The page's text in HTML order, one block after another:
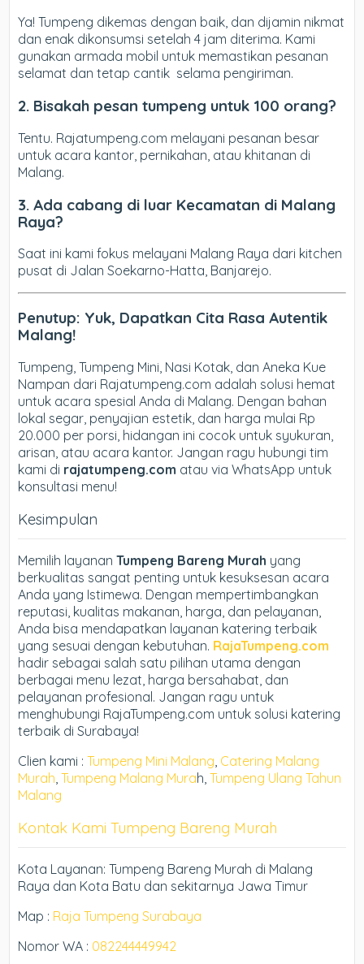
Ya! Tumpeng dikemas dengan baik, dan dijamin nikmat
dan enak dikonsumsi setelah 4 jam diterima. Kami
gunakan armada mobil untuk memastikan pesanan
selamat dan tetap cantik selama pengiriman.
2. Bisakah pesan tumpeng untuk 100 orang?
Tentu. Rajatumpeng.com melayani pesanan besar
untuk acara kantor, pernikahan, atau khitanan di
Malang.
3. Ada cabang di luar Kecamatan di Malang
Raya?
Saat ini kami fokus melayani Malang Raya dari kitchen
pusat di Jalan Soekarno-Hatta, Banjarejo.
Penutup: Yuk, Dapatkan Cita Rasa Autentik
Malang!
Tumpeng, Tumpeng Mini, Nasi Kotak, dan Aneka Kue
Nampan dari Rajatumpeng.com adalah solusi hemat
untuk acara spesial Anda di Malang. Dengan bahan
lokal segar, penyajian estetik, dan harga mulai Rp
20.000 per porsi, hidangan ini cocok untuk syukuran,
arisan, atau acara kantor. Jangan ragu hubungi tim
kami di rajatumpeng.com atau via WhatsApp untuk
konsultasi menu!
Kesimpulan
Memilih layananTumpeng Bareng Murah yang
berkualitas sangat penting untuk kesuksesan acara
Anda yang Istimewa. Dengan mempertimbangkan
reputasi, kualitas makanan, harga, dan pelayanan,
Anda bisa mendapatkan layanan katering terbaik
yang sesuai dengan kebutuhan. RajaTumpeng.com
hadir sebagai salah satu pilihan utama dengan
berbagai menu lezat, harga bersahabat, dan
pelayanan profesional. Jangan ragu untuk
menghubungi RajaTumpeng.com untuk solusi katering
terbaik di Surabaya!
Clien kami :Tumpeng Mini Malang Catering Malang
Murah ,Tumpeng Malang Murah,Tumpeng Ulang Tahun
Malang
Kontak Kami Tumpeng Bareng Murah
Kota Layanan: Tumpeng Bareng Murah di Malang
Raya dan Kota Batu dan sekitarnya Jawa Timur
Map : Raja Tumpeng Surabaya
Nomor WA : 082244449942